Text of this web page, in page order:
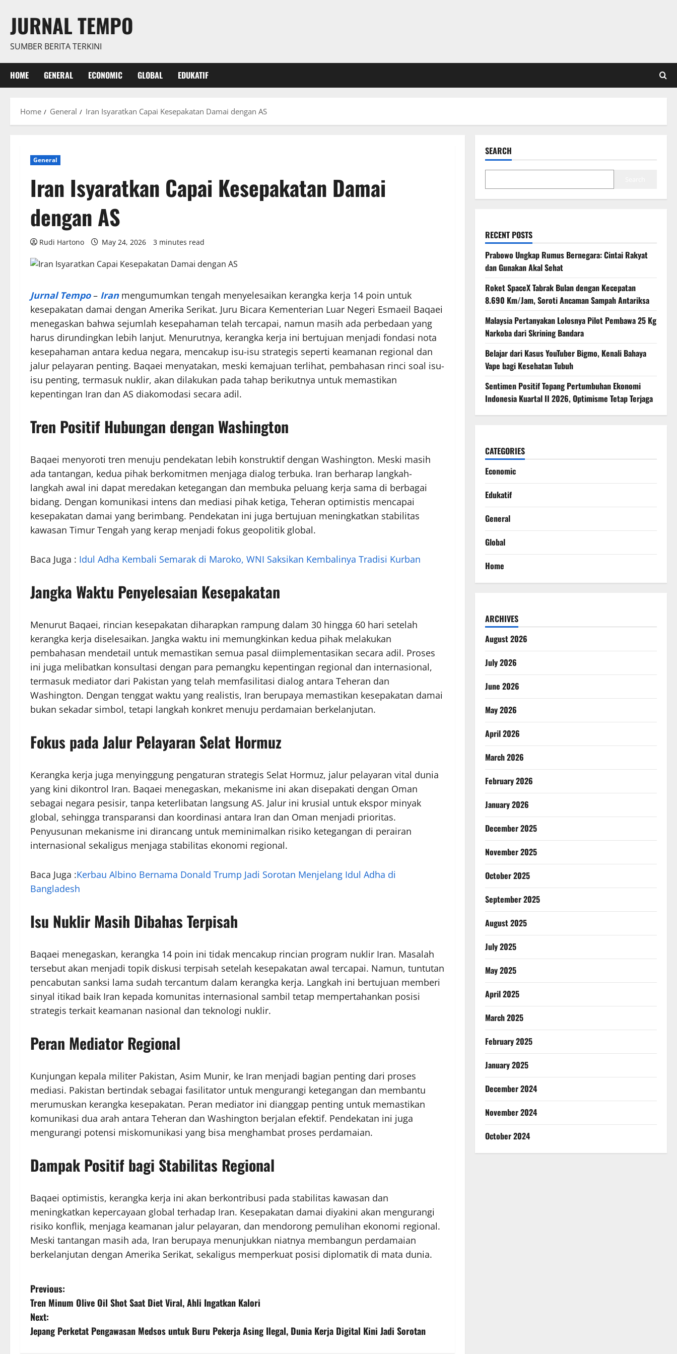
content
JURNAL TEMPO
SUMBER BERITA TERKINI
HOME GENERAL ECONOMIC GLOBAL EDUKATIF
Home General Iran Isyaratkan Capai Kesepakatan Damai dengan AS
General
Iran Isyaratkan Capai Kesepakatan Damai
dengan AS
Rudi Hartono May 24, 2026 3 minutes read
Jurnal Tempo– Iranmengumumkan tengah menyelesaikan kerangka kerja 14 poin untuk
kesepakatan damai dengan Amerika Serikat. Juru Bicara Kementerian Luar Negeri Esmaeil Baqaei
menegaskan bahwa sejumlah kesepahaman telah tercapai, namun masih ada perbedaan yang
harus dirundingkan lebih lanjut. Menurutnya, kerangka kerja ini bertujuan menjadi fondasi nota
kesepahaman antara kedua negara, mencakup isu-isu strategis seperti keamanan regional dan
jalur pelayaran penting. Baqaei menyatakan, meski kemajuan terlihat, pembahasan rinci soal isu-
isu penting, termasuk nuklir, akan dilakukan pada tahap berikutnya untuk memastikan
kepentingan Iran dan AS diakomodasi secara adil.
Tren Positif Hubungan dengan Washington
Baqaei menyoroti tren menuju pendekatan lebih konstruktif dengan Washington. Meski masih
ada tantangan, kedua pihak berkomitmen menjaga dialog terbuka. Iran berharap langkah-
langkah awal ini dapat meredakan ketegangan dan membuka peluang kerja sama di berbagai
bidang. Dengan komunikasi intens dan mediasi pihak ketiga, Teheran optimistis mencapai
kesepakatan damai yang berimbang. Pendekatan ini juga bertujuan meningkatkan stabilitas
kawasan Timur Tengah yang kerap menjadi fokus geopolitik global.
Baca Juga : Idul Adha Kembali Semarak di Maroko, WNI Saksikan Kembalinya Tradisi Kurban
Jangka Waktu Penyelesaian Kesepakatan
Menurut Baqaei, rincian kesepakatan diharapkan rampung dalam 30 hingga 60 hari setelah
kerangka kerja diselesaikan. Jangka waktu ini memungkinkan kedua pihak melakukan
pembahasan mendetail untuk memastikan semua pasal diimplementasikan secara adil. Proses
ini juga melibatkan konsultasi dengan para pemangku kepentingan regional dan internasional,
termasuk mediator dari Pakistan yang telah memfasilitasi dialog antara Teheran dan
Washington. Dengan tenggat waktu yang realistis, Iran berupaya memastikan kesepakatan damai
bukan sekadar simbol, tetapi langkah konkret menuju perdamaian berkelanjutan.
Fokus pada Jalur Pelayaran Selat Hormuz
Kerangka kerja juga menyinggung pengaturan strategis Selat Hormuz, jalur pelayaran vital dunia
yang kini dikontrol Iran. Baqaei menegaskan, mekanisme ini akan disepakati dengan Oman
sebagai negara pesisir, tanpa keterlibatan langsung AS. Jalur ini krusial untuk ekspor minyak
global, sehingga transparansi dan koordinasi antara Iran dan Oman menjadi prioritas.
Penyusunan mekanisme ini dirancang untuk meminimalkan risiko ketegangan di perairan
internasional sekaligus menjaga stabilitas ekonomi regional.
Baca Juga :Kerbau Albino Bernama Donald Trump Jadi Sorotan Menjelang Idul Adha di
Bangladesh
Isu Nuklir Masih Dibahas Terpisah
Baqaei menegaskan, kerangka 14 poin ini tidak mencakup rincian program nuklir Iran. Masalah
tersebut akan menjadi topik diskusi terpisah setelah kesepakatan awal tercapai. Namun, tuntutan
pencabutan sanksi lama sudah tercantum dalam kerangka kerja. Langkah ini bertujuan memberi
sinyal itikad baik Iran kepada komunitas internasional sambil tetap mempertahankan posisi
strategis terkait keamanan nasional dan teknologi nuklir.
Peran Mediator Regional
Kunjungan kepala militer Pakistan, Asim Munir, ke Iran menjadi bagian penting dari proses
mediasi. Pakistan bertindak sebagai fasilitator untuk mengurangi ketegangan dan membantu
merumuskan kerangka kesepakatan. Peran mediator ini dianggap penting untuk memastikan
komunikasi dua arah antara Teheran dan Washington berjalan efektif. Pendekatan ini juga
mengurangi potensi miskomunikasi yang bisa menghambat proses perdamaian.
Dampak Positif bagi Stabilitas Regional
Baqaei optimistis, kerangka kerja ini akan berkontribusi pada stabilitas kawasan dan
meningkatkan kepercayaan global terhadap Iran. Kesepakatan damai diyakini akan mengurangi
risiko konflik, menjaga keamanan jalur pelayaran, dan mendorong pemulihan ekonomi regional.
Meski tantangan masih ada, Iran berupaya menunjukkan niatnya membangun perdamaian
berkelanjutan dengan Amerika Serikat, sekaligus memperkuat posisi diplomatik di mata dunia.
P
o
s
Previous:
Tren Minum Olive Oil Shot Saat Diet Viral, Ahli Ingatkan Kalori
Next:
Jepang Perketat Pengawasan Medsos untuk Buru Pekerja Asing Ilegal, Dunia Kerja Digital Kini Jadi Sorotan
SEARCH
RECENT POSTS
Prabowo Ungkap Rumus Bernegara: Cintai Rakyat
dan Gunakan Akal Sehat
Roket SpaceX Tabrak Bulan dengan Kecepatan
8.690 Km/Jam, Soroti Ancaman Sampah Antariksa
Malaysia Pertanyakan Lolosnya Pilot Pembawa 25 Kg
Narkoba dari Skrining Bandara
Belajar dari Kasus YouTuber Bigmo, Kenali Bahaya
Vape bagi Kesehatan Tubuh
Sentimen Positif Topang Pertumbuhan Ekonomi
Indonesia Kuartal II 2026, Optimisme Tetap Terjaga
CATEGORIES
Economic
Edukatif
General
Global
Home
ARCHIVES
August 2026
July 2026
June 2026
May 2026
April 2026
March 2026
February 2026
January 2026
December 2025
November 2025
October 2025
September 2025
August 2025
July 2025
May 2025
April 2025
March 2025
February 2025
January 2025
December 2024
November 2024
October 2024